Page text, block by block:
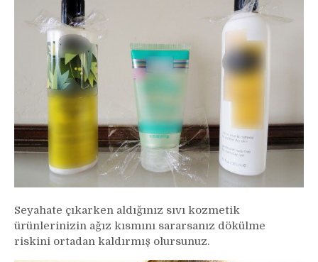
Seyahate çıkarken aldığınız sıvı kozmetik
ürünlerinizin ağız kısmını sararsanız dökülme
riskini ortadan kaldırmış olursunuz.